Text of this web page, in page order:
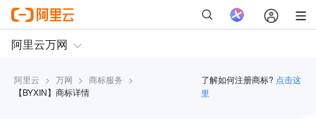
阿里云 > 万网 > 商标服务 >
【BYXIN】商标详情
了解如何注册商标? 点击这
里